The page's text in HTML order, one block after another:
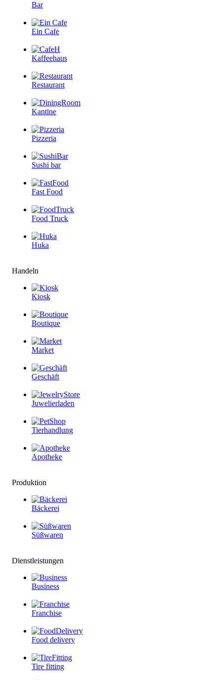
Bar
Ein Cafe
Kaffeehaus
Restaurant
Kantine
Pizzeria
Sushi bar
Fast Food
Food Truck
Huka
Handeln
Kiosk
Boutique
Market
Geschäft
Juwelierladen
Tierhandlung
Apotheke
Produktion
Bäckerei
Süßwaren
Dienstleistungen
Business
Franchise
Food delivery
Tire fitting